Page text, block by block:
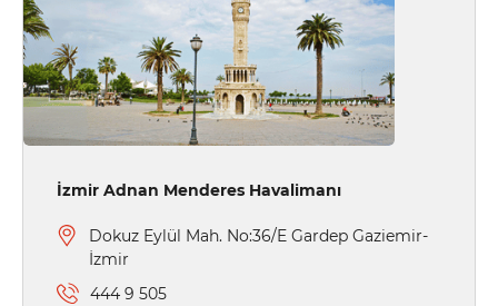
İzmir Adnan Menderes Havalimanı
Dokuz Eylül Mah. No:36/E Gardep Gaziemir-
İzmir
444 9 505